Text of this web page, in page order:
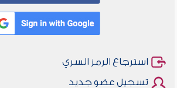
استرجاع الرمز السري
تسجيل عضو جديد